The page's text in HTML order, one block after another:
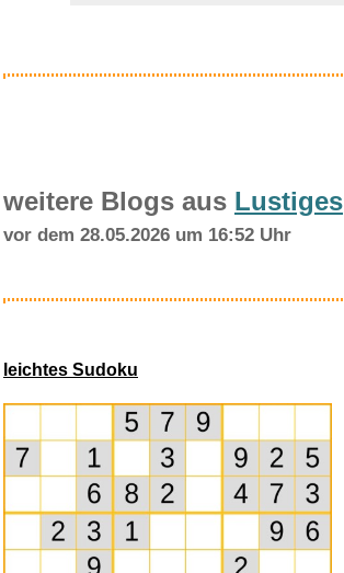
weitere Blogs aus Lustiges
vor dem 28.05.2026 um 16:52 Uhr
leichtes Sudoku